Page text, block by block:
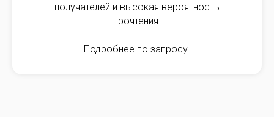
получателей и высокая вероятность
прочтения.
Подробнее по запросу.